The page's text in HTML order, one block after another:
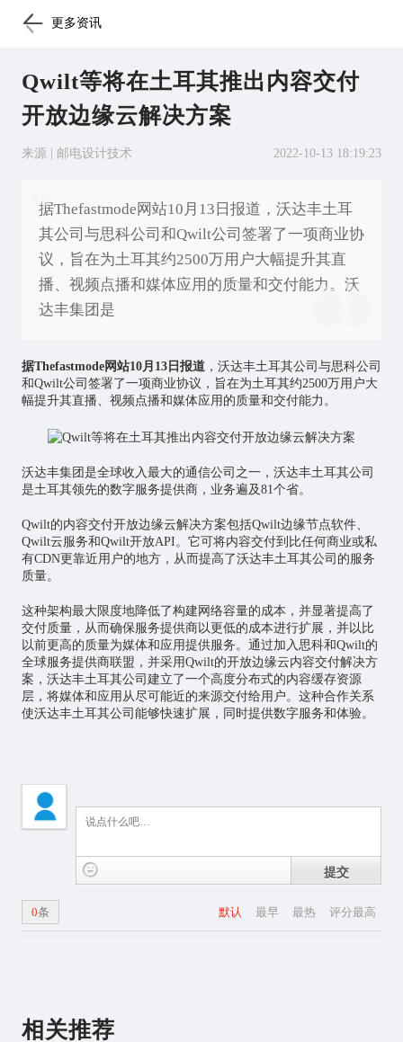
更多资讯
Qwilt等将在土耳其推出内容交付
开放边缘云解决方案
来源 | 邮电设计技术 2022-10-13 18:19:23
据Thefastmode网站10月13日报道，沃达丰土耳
其公司与思科公司和Qwilt公司签署了一项商业协
议，旨在为土耳其约2500万用户大幅提升其直
播、视频点播和媒体应用的质量和交付能力。沃
达丰集团是
据Thefastmode网站10月13日报道，沃达丰土耳其公司与思科公司
和Qwilt公司签署了一项商业协议，旨在为土耳其约2500万用户大
幅提升其直播、视频点播和媒体应用的质量和交付能力。
沃达丰集团是全球收入最大的通信公司之一，沃达丰土耳其公司
是土耳其领先的数字服务提供商，业务遍及81个省。
Qwilt的内容交付开放边缘云解决方案包括Qwilt边缘节点软件、
Qwilt云服务和Qwilt开放API。它可将内容交付到比任何商业或私
有CDN更靠近用户的地方，从而提高了沃达丰土耳其公司的服务
质量。
这种架构最大限度地降低了构建网络容量的成本，并显著提高了
交付质量，从而确保服务提供商以更低的成本进行扩展，并以比
以前更高的质量为媒体和应用提供服务。通过加入思科和Qwilt的
全球服务提供商联盟，并采用Qwilt的开放边缘云内容交付解决方
案，沃达丰土耳其公司建立了一个高度分布式的内容缓存资源
层，将媒体和应用从尽可能近的来源交付给用户。这种合作关系
使沃达丰土耳其公司能够快速扩展，同时提供数字服务和体验。
提交
默认 最早 最热 评分最高
0条
相关推荐